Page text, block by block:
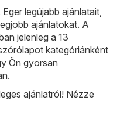
legújabb ajánlatait,
ajánlatokat. A
jelenleg a 13
kategóriánként
Ön gyorsan
ajánlatról! Nézze